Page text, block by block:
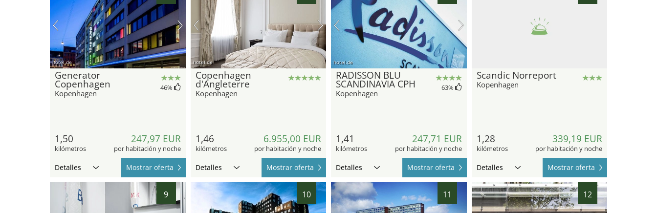
hotel.de
Generator
Copenhagen
Kopenhagen
46%
1,50
kilómetros
247,97 EUR
por habitación y noche
Detalles Mostrar oferta
hotel.de
Copenhagen
d'Angleterre
Kopenhagen
1,46
kilómetros
6.955,00 EUR
por habitación y noche
Detalles Mostrar oferta
hotel.de
RADISSON BLU
SCANDINAVIA CPH
Kopenhagen
63%
1,41
kilómetros
247,71 EUR
por habitación y noche
Detalles Mostrar oferta
Scandic Norreport
Kopenhagen
1,28
kilómetros
339,19 EUR
por habitación y noche
Detalles Mostrar oferta
9 10 11 12